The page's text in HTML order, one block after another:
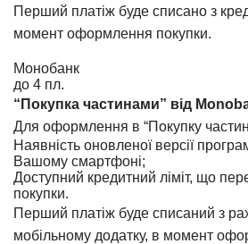
Перший платіж буде списано з
момент оформлення покупки.
Монобанк
до 4 пл.
“Покупка частинами” від
Для оформлення в “Покупку
Наявність оновленої версії
Вашому смартфоні;
Доступний кредитний ліміт, що
покупки.
Перший платіж буде списаний з
мобільному додатку, в момент